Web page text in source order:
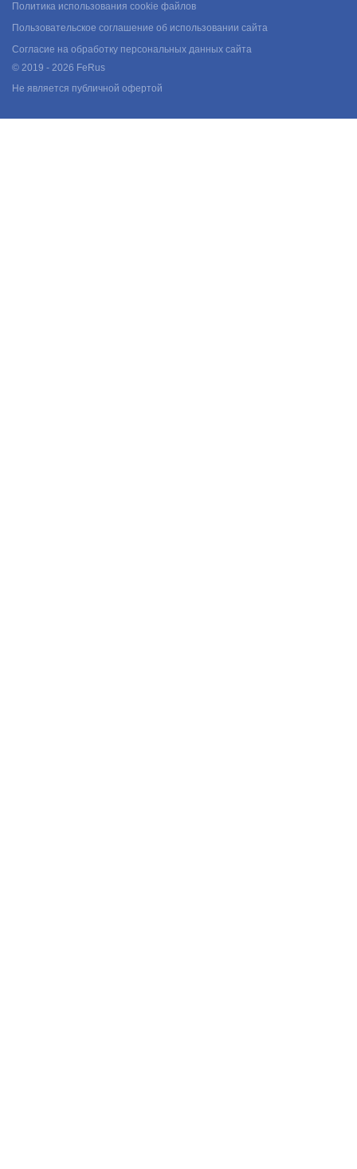
Политика использования cookie файлов
Пользовательское соглашение об использовании сайта
Согласие на обработку персональных данных сайта
© 2019 - 2026 FeRus
Не является публичной офертой